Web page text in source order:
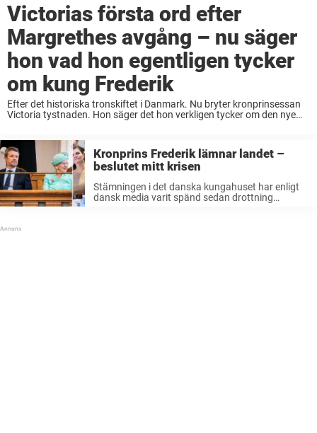
Victorias första ord efter
Margrethes avgång – nu säger
hon vad hon egentligen tycker
om kung Frederik
Efter det historiska tronskiftet i Danmark. Nu bryter kronprinsessan
Victoria tystnaden. Hon säger det hon verkligen tycker om den nye
Kronprins Frederik lämnar landet –
beslutet mitt krisen
Stämningen i det danska kungahuset har enligt
dansk media varit spänd sedan drottning